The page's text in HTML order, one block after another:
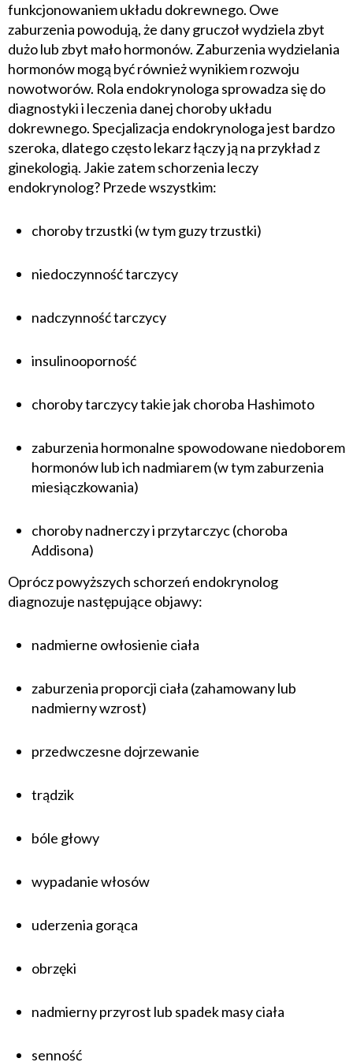
funkcjonowaniem układu dokrewnego. Owe
zaburzenia powodują, że dany gruczoł wydziela zbyt
dużo lub zbyt mało hormonów. Zaburzenia wydzielania
hormonów mogą być również wynikiem rozwoju
nowotworów. Rola endokrynologa sprowadza się do
diagnostyki i leczenia danej choroby układu
dokrewnego. Specjalizacja endokrynologa jest bardzo
szeroka, dlatego często lekarz łączy ją na przykład z
ginekologią. Jakie zatem schorzenia leczy
endokrynolog? Przede wszystkim:
choroby trzustki (w tym guzy trzustki)
niedoczynność tarczycy
nadczynność tarczycy
insulinooporność
choroby tarczycy takie jak choroba Hashimoto
zaburzenia hormonalne spowodowane niedoborem
hormonów lub ich nadmiarem (w tym zaburzenia
miesiączkowania)
choroby nadnerczy i przytarczyc (choroba
Addisona)
Oprócz powyższych schorzeń endokrynolog
diagnozuje następujące objawy:
nadmierne owłosienie ciała
zaburzenia proporcji ciała (zahamowany lub
nadmierny wzrost)
przedwczesne dojrzewanie
trądzik
bóle głowy
wypadanie włosów
uderzenia gorąca
obrzęki
nadmierny przyrost lub spadek masy ciała
senność